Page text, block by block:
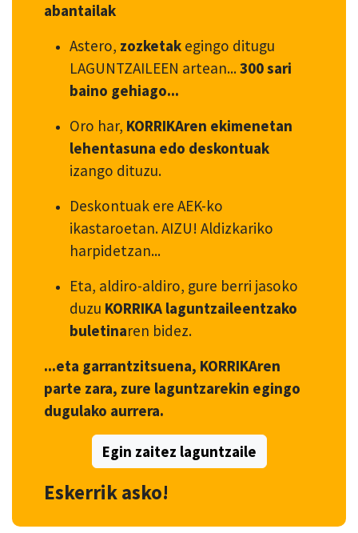
abantailak
Astero, zozketak egingo ditugu
LAGUNTZAILEEN artean...300 sari
baino gehiago...
Oro har, KORRIKAren ekimenetan
lehentasuna edo deskontuak
izango dituzu.
Deskontuak ere AEK-ko
ikastaroetan. AIZU! Aldizkariko
harpidetzan...
Eta, aldiro-aldiro, gure berri jasoko
duzu KORRIKA laguntzaileentzako
buletinaren bidez.
...eta garrantzitsuena, KORRIKAren
parte zara, zure laguntzarekin egingo
dugulako aurrera.
Egin zaitez laguntzaile
Eskerrik asko!